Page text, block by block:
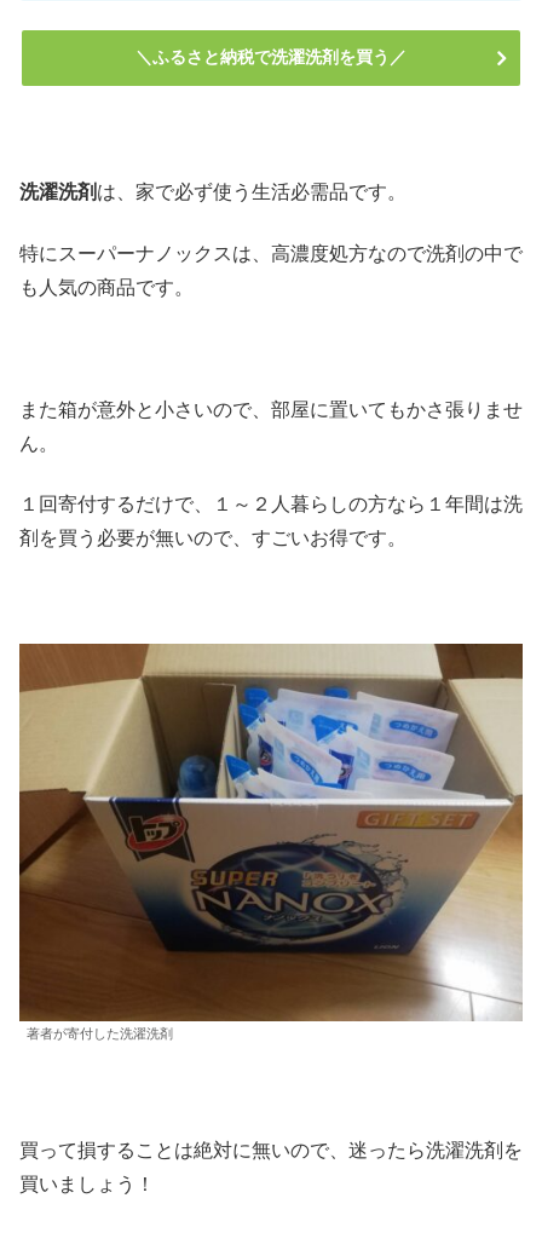
＼ふるさと納税で洗濯洗剤を買う／
洗濯洗剤 は、家で必ず使う生活必需品です。
特にスーパーナノックスは、高濃度処方なので洗剤の中で
も人気の商品です。
また箱が意外と小さいので、部屋に置いてもかさ張りませ
ん。
１回寄付するだけで、１～２人暮らしの方なら１年間は洗
剤を買う必要が無いので、すごいお得です。
著者が寄付した洗濯洗剤
買って損することは絶対に無いので、迷ったら洗濯洗剤を
買いましょう！